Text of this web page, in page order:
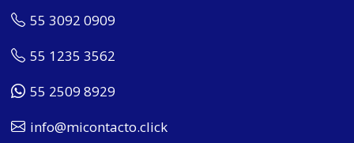
55 3092 0909
55 1235 3562
55 2509 8929
info@micontacto.click